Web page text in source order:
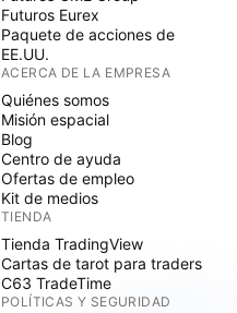
Futuros Eurex
Paquete de acciones de
EE.UU.
ACERCA DE LA EMPRESA
Quiénes somos
Misión espacial
Blog
Centro de ayuda
Ofertas de empleo
Kit de medios
TIENDA
Tienda TradingView
Cartas de tarot para traders
C63 TradeTime
POLÍTICAS Y SEGURIDAD